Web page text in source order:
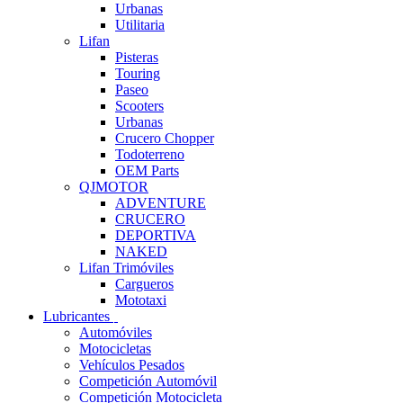
Urbanas
Utilitaria
Lifan
Pisteras
Touring
Paseo
Scooters
Urbanas
Crucero Chopper
Todoterreno
OEM Parts
QJMOTOR
ADVENTURE
CRUCERO
DEPORTIVA
NAKED
Lifan Trimóviles
Cargueros
Mototaxi
Lubricantes
Automóviles
Motocicletas
Vehículos Pesados
Competición Automóvil
Competición Motocicleta